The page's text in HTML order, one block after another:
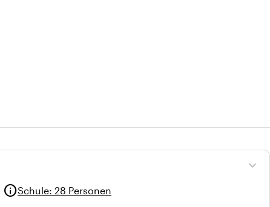
expand_more
infoSchule: 28 Personen